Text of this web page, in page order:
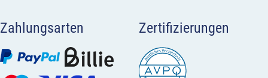
Zahlungsarten Zertifizierungen